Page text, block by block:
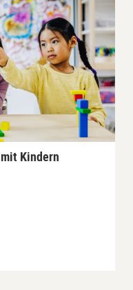
Kindern